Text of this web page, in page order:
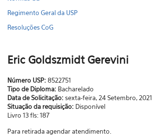
Regimento Geral da USP
Resoluções CoG
Eric Goldszmidt Gerevini
Número USP: 8522751
Tipo de Diploma: Bacharelado
Data de Solicitação: sexta-feira, 24 Setembro, 2021
Situação da requisição: Disponível
Livro 13 fls: 187
Para retirada agendar atendimento.